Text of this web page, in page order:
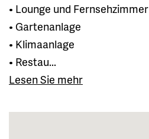
• Lounge und Fernsehzimmer
• Gartenanlage
• Klimaanlage
• Restau...
Lesen Sie mehr